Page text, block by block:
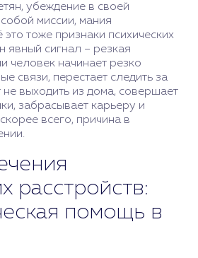
убеждение в своей
миссии, мания
тоже признаки психических
явный сигнал – резкая
человек начинает резко
связи, перестает следить за
не выходить из дома, совершает
забрасывает карьеру и
всего, причина в
расстройств:
помощь в